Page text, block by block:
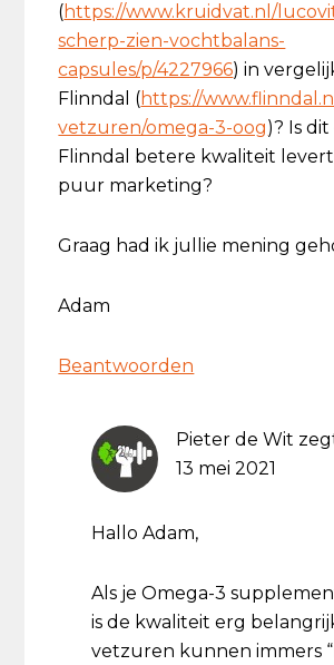
(https://www.kruidvat.nl/
scherp-zien-vochtbalans-
capsules/p/4227966) in
Flinndal (https://
vetzuren/omega-3-oog)? Is
Flinndal betere kwaliteit
puur marketing?
Graag had ik jullie mening
Adam
Beantwoorden
Pieter de Wit
13 mei 2021
Hallo Adam,
Als je Omega-3
is de kwaliteit erg
vetzuren kunnen immers